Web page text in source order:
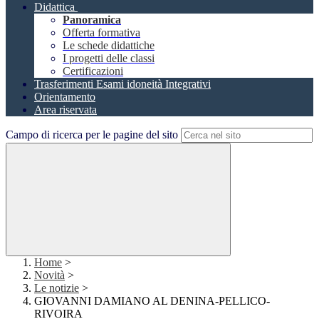
Didattica
Panoramica
Offerta formativa
Le schede didattiche
I progetti delle classi
Certificazioni
Trasferimenti Esami idoneità Integrativi
Orientamento
Area riservata
Campo di ricerca per le pagine del sito
Home >
Novità >
Le notizie >
GIOVANNI DAMIANO AL DENINA-PELLICO-
RIVOIRA